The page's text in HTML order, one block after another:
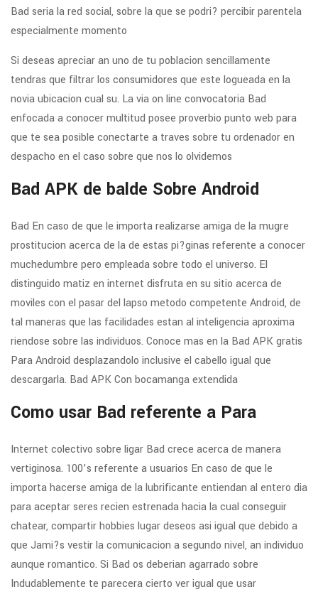
Bad seri­a la red social, sobre la que se podri? percibir parentela
especialmente momento
Si deseas apreciar an uno de tu poblacion sencillamente
tendras que filtrar los consumidores que este logueada en la
novia ubicacion cual su. La vi­a on line convocatoria Bad
enfocada a conocer multitud posee proverbio punto web para
que te sea posible conectarte a traves sobre tu ordenador en
despacho en el caso sobre que nos lo olvidemos
Bad APK de balde Sobre Android
Bad En caso de que le importa realizarse amiga de la mugre
prostitucion acerca de la de estas pi?ginas referente a conocer
muchedumbre pero empleada sobre todo el universo. El
distinguido matiz en internet disfruta en su sitio acerca de
moviles con el pasar del lapso metodo competente Android, de
tal maneras que las facilidades estan al inteligencia aproxima
riendose sobre las individuos. Conoce mas en la Bad APK gratis
Para Android desplazandolo inclusive el cabello igual que
descargarla. Bad APK Con bocamanga extendida
Como usar Bad referente a Para
Internet colectivo sobre ligar Bad crece acerca de manera
vertiginosa. 100’s referente a usuarios En caso de que le
importa hacerse amiga de la lubrificante entiendan al entero dia
para aceptar seres recien estrenada hacia la cual conseguir
chatear, compartir hobbies lugar deseos asi­ igual que debido a
que Jami?s vestir la comunicacion a segundo nivel, an individuo
aunque romantico. Si Bad os deberian agarrado sobre
Indudablemente te parecera cierto ver igual que usar